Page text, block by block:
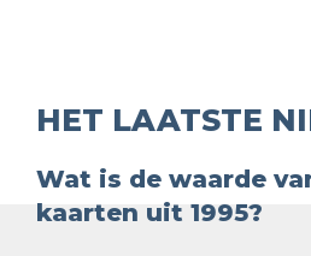
HET LAATSTE
Wat is de waarde
kaarten uit 1995?